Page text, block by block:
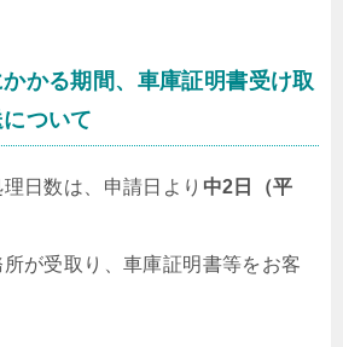
かる期間、車庫証明書受け取
ついて
日数は、申請日より 中2日（平
が受取り、車庫証明書等をお客